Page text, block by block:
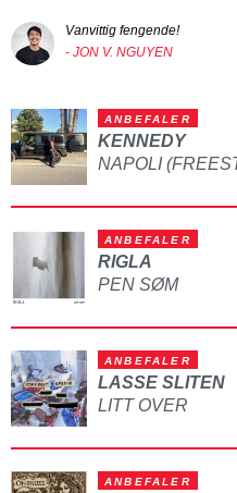
Vanvittig fengende!
- JON V. NGUYEN
ANBEFALER
KENNEDY
ANBEFALER
RIGLA
PEN SØM
ANBEFALER
LASSE SLITEN
LITT OVER
ANBEFALER